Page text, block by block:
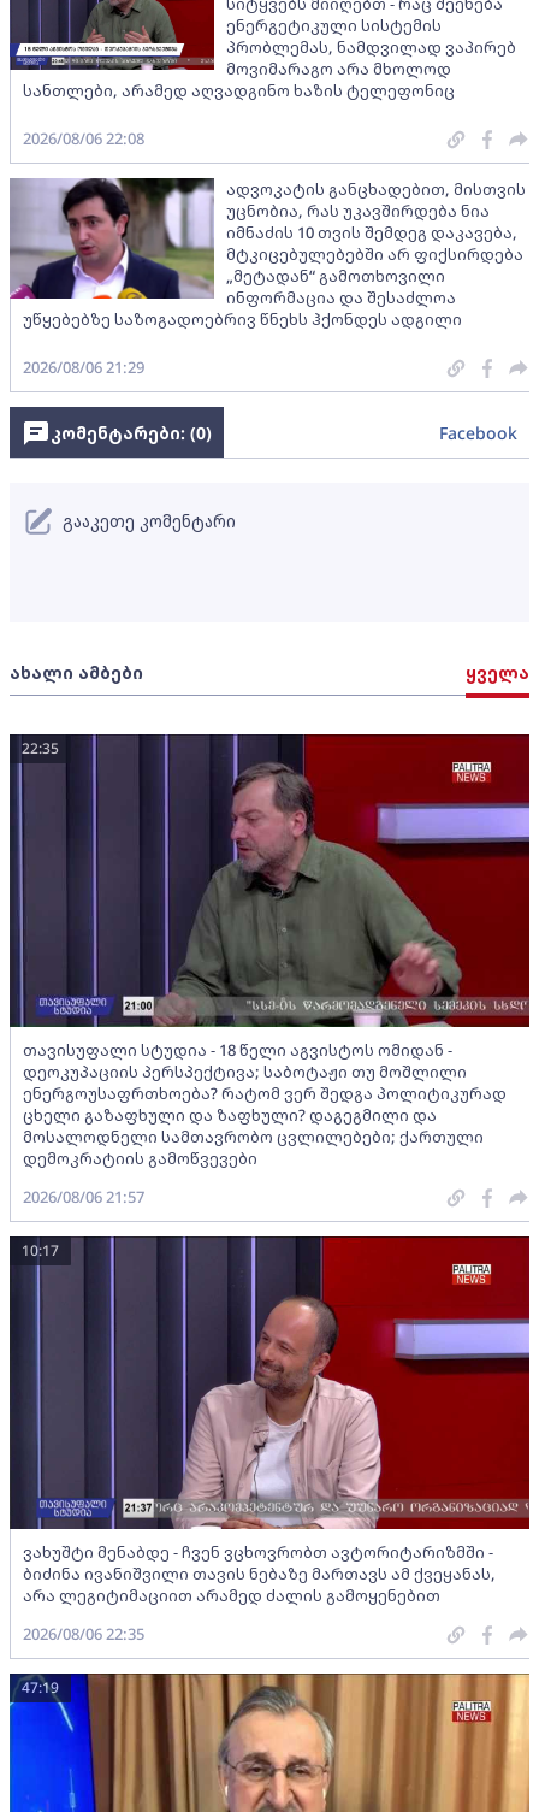
ენერგეტიკული სისტემის
პრობლემას, ნამდვილად ვაპირებ
მოვიმარაგო არა მხოლოდ
სანთლები, არამედ აღვადგინო ხაზის ტელეფონიც
2026/08/06 22:08
ადვოკატის განცხადებით, მისთვის
უცნობია, რას უკავშირდება ნია
იმნაძის 10 თვის შემდეგ დაკავება,
მტკიცებულებებში არ ფიქსირდება
„მეტადან“ გამოთხოვილი
ინფორმაცია და შესაძლოა
უწყებებზე საზოგადოებრივ წნეხს ჰქონდეს ადგილი
2026/08/06 21:29
ახალი ამბები ყველა
თავისუფალი სტუდია - 18 წელი აგვისტოს ომიდან -
დეოკუპაციის პერსპექტივა; საბოტაჟი თუ მოშლილი
ენერგოუსაფრთხოება? რატომ ვერ შედგა პოლიტიკურად
ცხელი გაზაფხული და ზაფხული? დაგეგმილი და
მოსალოდნელი სამთავრობო ცვლილებები; ქართული
დემოკრატიის გამოწვევები
22:35
2026/08/06 21:57
ვახუშტი მენაბდე - ჩვენ ვცხოვრობთ ავტორიტარიზმში -
ბიძინა ივანიშვილი თავის ნებაზე მართავს ამ ქვეყანას,
არა ლეგიტიმაციით არამედ ძალის გამოყენებით
10:17
2026/08/06 22:35
47:19
კომენტარები: (0) Facebook
გააკეთე კომენტარი